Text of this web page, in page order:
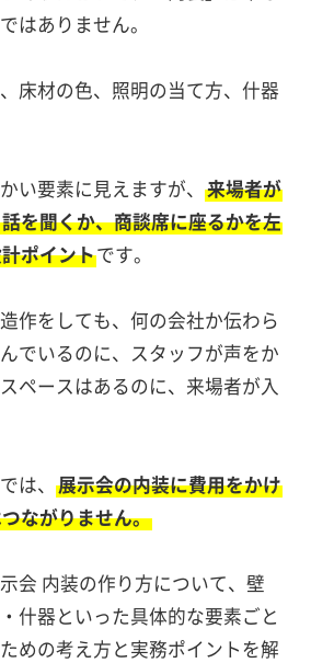
はありません。
床材の色、照明の当て方、什器
い要素に見えますが、 来場者が
を聞くか、商談席に座るかを左
ポイントです。
作をしても、何の会社か伝わら
でいるのに、スタッフが声をか
ペースはあるのに、来場者が入
は、 展示会の内装に費用をかけ
ながりません。
会 内装の作り方について、壁
什器といった具体的な要素ごと
めの考え方と実務ポイントを解